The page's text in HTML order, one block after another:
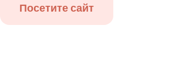
Посетите сайт